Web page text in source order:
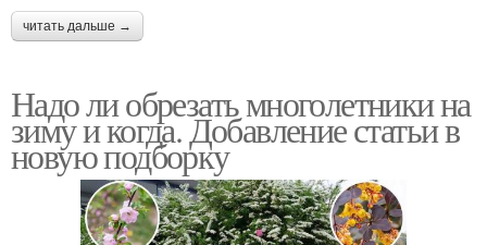
читать дальше →
Надо ли обрезать многолетники на
зиму и когда. Добавление статьи в
новую подборку